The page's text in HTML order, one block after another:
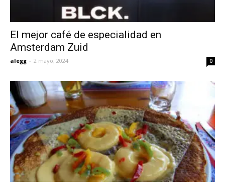
El mejor café de especialidad en
Amsterdam Zuid
alegg - 2 mayo, 2024 0